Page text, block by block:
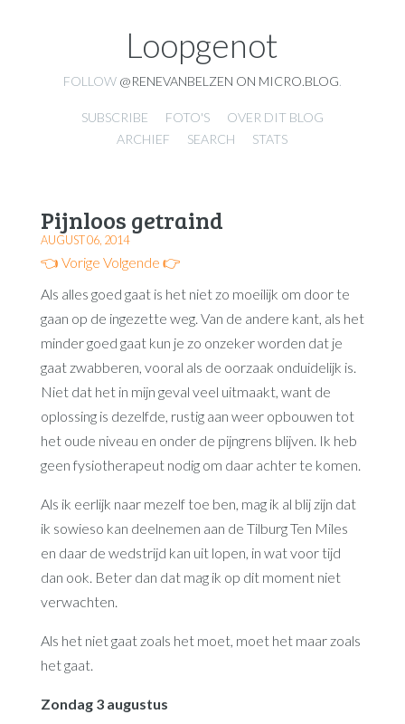
Loopgenot
FOLLOW @RENEVANBELZEN ON MICRO.BLOG
SUBSCRIBE FOTO'S
OVER DIT BLOG
ARCHIEF
SEARCH STATS
Pijnloos getraind
AUGUST 06, 2014
👈 Vorige Volgende 👉
Als alles goed gaat is het niet zo moeilijk om door te
gaan op de ingezette weg. Van de andere kant, als het
minder goed gaat kun je zo onzeker worden dat je
gaat zwabberen, vooral als de oorzaak onduidelijk is.
Niet dat het in mijn geval veel uitmaakt, want de
oplossing is dezelfde, rustig aan weer opbouwen tot
het oude niveau en onder de pijngrens blijven. Ik heb
geen fysiotherapeut nodig om daar achter te komen.
Als ik eerlijk naar mezelf toe ben, mag ik al blij zijn dat
ik sowieso kan deelnemen aan de Tilburg Ten Miles
en daar de wedstrijd kan uit lopen, in wat voor tijd
dan ook. Beter dan dat mag ik op dit moment niet
verwachten.
Als het niet gaat zoals het moet, moet het maar zoals
het gaat.
Zondag 3 augustus